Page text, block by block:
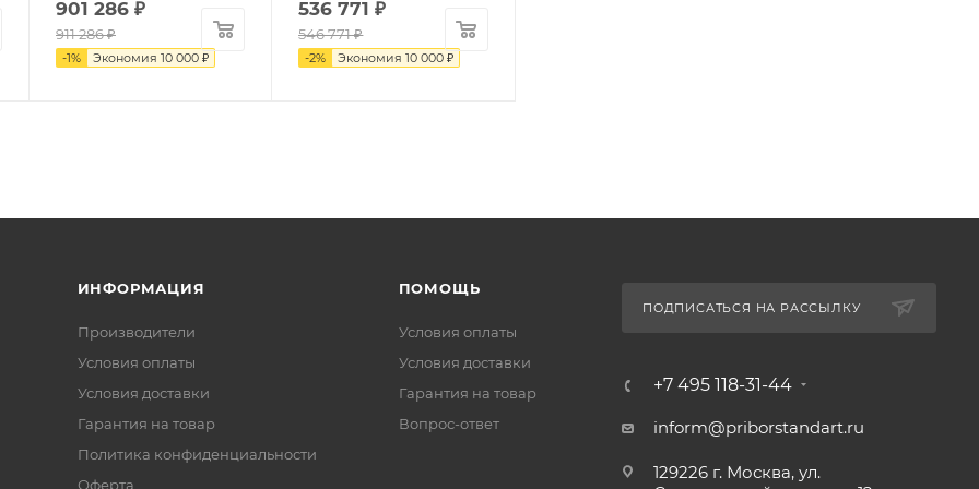
901 286 ₽
911 286₽
-1% Экономия 10 000 ₽
536 771 ₽
546 771₽
-2% Экономия 10 000 ₽
ИНФОРМАЦИЯ
Производители
Условия оплаты
Условия доставки
Гарантия на товар
Политика конфиденциальности
Оферта
ПОМОЩЬ
Условия оплаты
Условия доставки
Гарантия на товар
Вопрос-ответ
ПОДПИСАТЬСЯ НА РАССЫЛКУ
+7 495 118-31-44
inform@priborstandart.ru
129226 г. Москва, ул.